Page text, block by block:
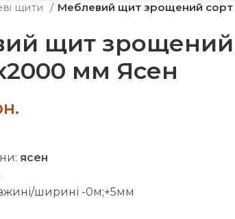
щити Меблевий щит зрощений
щит
мм Ясен
ясен
ширині -0м;+5мм